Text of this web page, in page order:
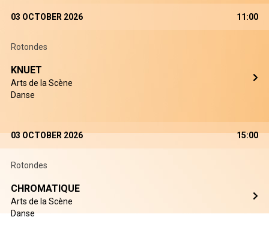
03 OCTOBER 2026 11:00
Rotondes
KNUET
Arts de la Scène
Danse
03 OCTOBER 2026 15:00
Rotondes
CHROMATIQUE
Arts de la Scène
Danse